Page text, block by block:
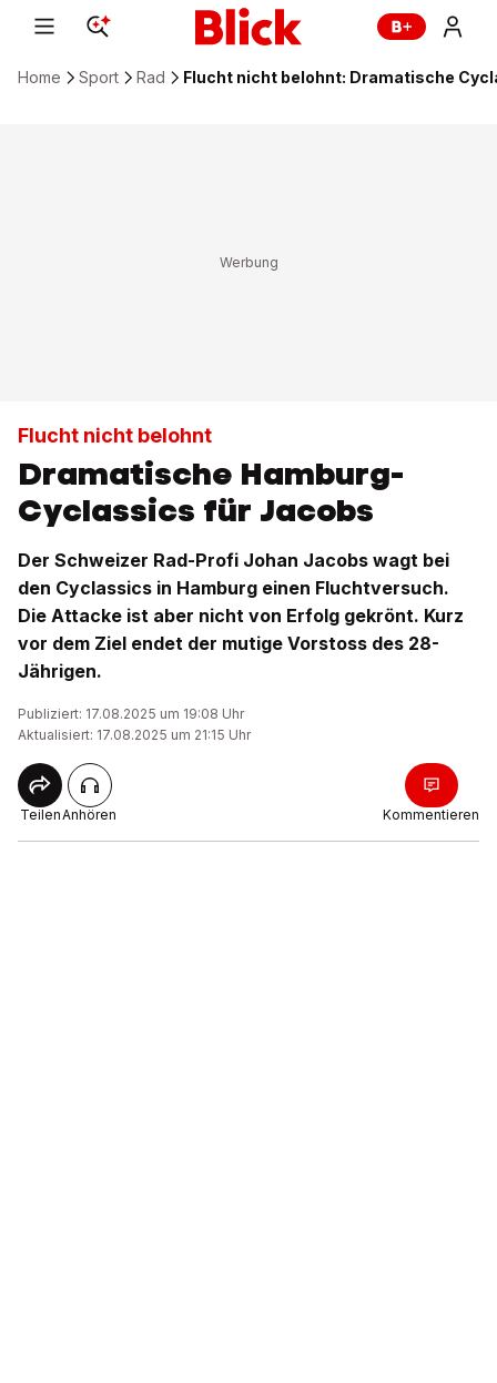
Home Sport Rad Flucht nicht belohnt: Dramatische
Flucht nicht belohnt
Dramatische Hamburg-
Cyclassics für Jacobs
Der Schweizer Rad-Profi Johan Jacobs wagt bei
den Cyclassics in Hamburg einen Fluchtversuch.
Die Attacke ist aber nicht von Erfolg gekrönt. Kurz
vor dem Ziel endet der mutige Vorstoss des 28-
Jährigen.
Publiziert: 17.08.2025 um 19:08 Uhr
Aktualisiert: 17.08.2025 um 21:15 Uhr
TeilenAnhören Kommentieren